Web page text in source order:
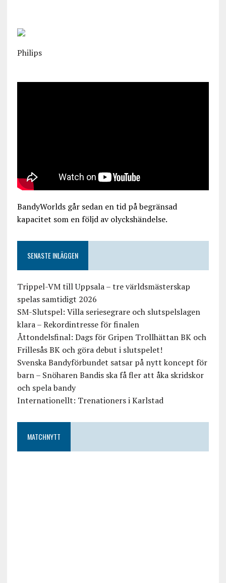
Philips
BandyWorlds går sedan en tid på begränsad
kapacitet som en följd av olyckshändelse.
SENASTE INLÄGGEN
Trippel-VM till Uppsala – tre världsmästerskap
spelas samtidigt 2026
SM-Slutspel: Villa seriesegrare och slutspelslagen
klara – Rekordintresse för finalen
Åttondelsfinal: Dags för Gripen Trollhättan BK och
Frillesås BK och göra debut i slutspelet!
Svenska Bandyförbundet satsar på nytt koncept för
barn – Snöharen Bandis ska få fler att åka skridskor
och spela bandy
Internationellt: Trenationers i Karlstad
MATCHNYTT